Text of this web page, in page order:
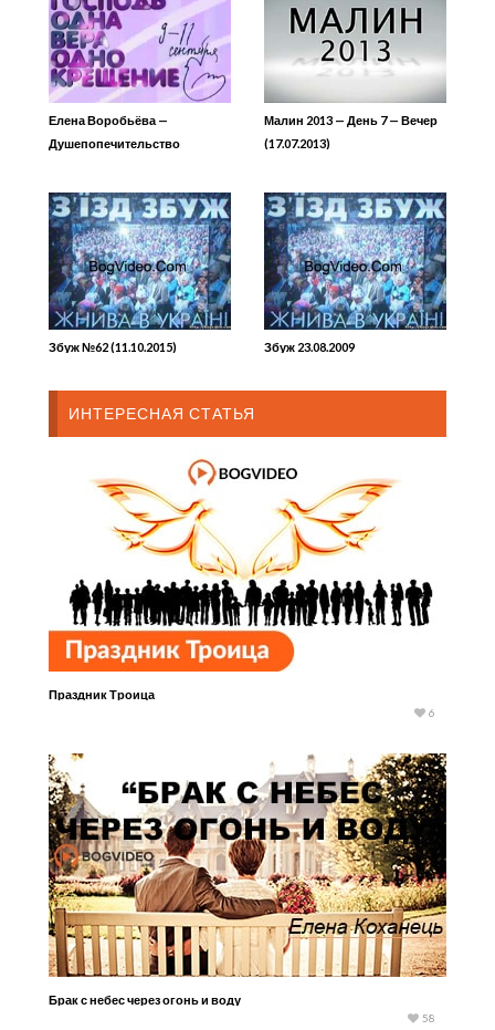
Елена Воробьёва —
Душепопечительство
Малин 2013 — День 7 — Вечер
(17.07.2013)
Збуж №62 (11.10.2015) Збуж 23.08.2009
ИНТЕРЕСНАЯ СТАТЬЯ
Праздник Троица
6
Брак с небес через огонь и воду
58